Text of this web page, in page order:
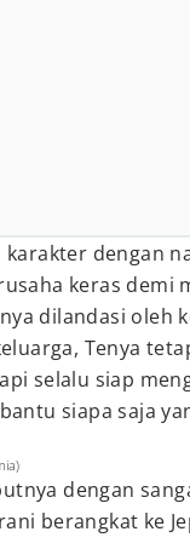
karakter dengan
keras demi
dilandasi oleh
Tenya
selalu siap
siapa saja
dengan
berangkat ke